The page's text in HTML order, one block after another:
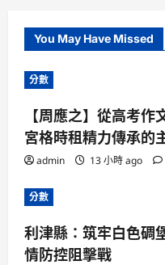
You May Have Missed
分數
【周應之】從高考
宮格時租精力傳承的
admin 13 小時 ago
分數
利津縣：筑牢白色碉
情防控阻擊戰